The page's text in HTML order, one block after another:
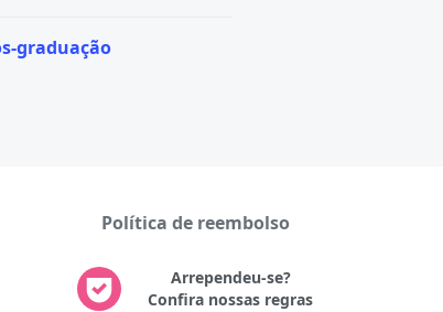
graduação
Política de reembolso
Arrependeu-se?
Confira nossas regras